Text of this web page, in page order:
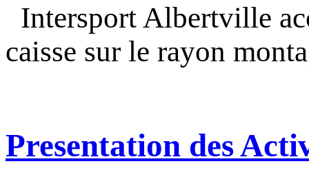
Intersport Albertville
caisse sur le rayon
Presentation des